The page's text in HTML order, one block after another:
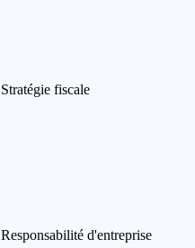
Stratégie fiscale
Responsabilité d'entreprise